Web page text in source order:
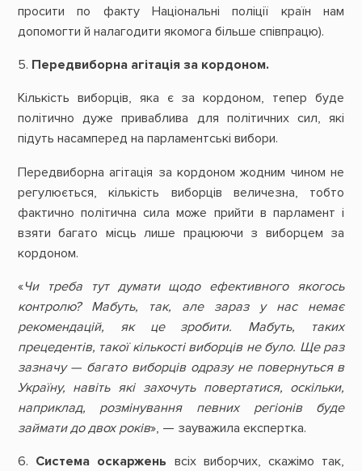
просити по факту Національні поліції країн нам
допомогти й налагодити якомога більше співпрацю).
5. Передвиборна агітація за кордоном.
Кількість виборців, яка є за кордоном, тепер буде
політично дуже приваблива для політичних сил, які
підуть насамперед на парламентські вибори.
Передвиборна агітація за кордоном жодним чином не
регулюється, кількість виборців величезна, тобто
фактично політична сила може прийти в парламент і
взяти багато місць лише працюючи з виборцем за
кордоном.
«Чи треба тут думати щодо ефективного якогось
контролю? Мабуть, так, але зараз у нас немає
рекомендацій, як це зробити. Мабуть, таких
прецедентів, такої кількості виборців не було. Ще раз
зазначу — багато виборців одразу не повернуться в
Україну, навіть які захочуть повертатися, оскільки,
наприклад, розмінування певних регіонів буде
займати до двох років», — зауважила експертка.
6. Система оскаржень всіх виборчих, скажімо так,